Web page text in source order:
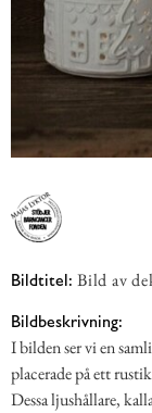
Bildtitel: Bild av
Bildbeskrivning:
I bilden ser vi en
placerade på ett
Dessa ljushållare,